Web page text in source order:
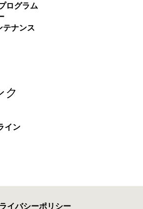
ログラム
テナンス
ク
イン
イバシーポリシー